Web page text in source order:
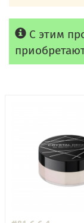
С этим